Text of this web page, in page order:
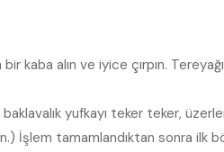
kaba alın ve iyice çırpın.
baklavalık yufkayı teker teker,
İşlem tamamlandıktan sonra ilk